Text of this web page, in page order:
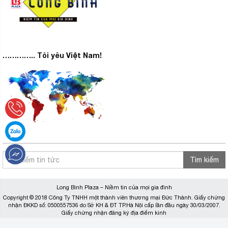
Tiện lợi với ngăn lấy nước ngoài,
cho phép bạn nhanh chóng được
thưởng thức một cốc nước mát
lạnh
………….. Tôi yêu Việt Nam!
Tìm kiếm
Long Bình Plaza – Niềm tin của mọi gia đình
Copyright © 2018 Công Ty TNHH một thành viên thương mại Đức Thành. Giấy chứng
nhận ĐKKD số: 0500557536 do Sở KH & ĐT TP.Hà Nội cấp lần đầu ngày 30/03/2007.
Giấy chứng nhận đăng ký địa điểm kinh